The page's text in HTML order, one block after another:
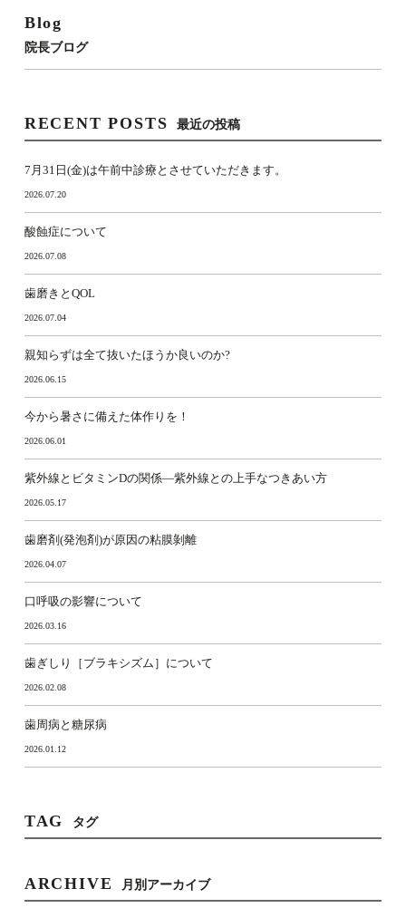
Blog
院長ブログ
RECENT POSTS 最近の投稿
7月31日(金)は午前中診療とさせていただきます。
2026.07.20
酸蝕症について
2026.07.08
歯磨きとQOL
2026.07.04
親知らずは全て抜いたほうか良いのか?
2026.06.15
今から暑さに備えた体作りを！
2026.06.01
紫外線とビタミンDの関係―紫外線との上手なつきあい方
2026.05.17
歯磨剤(発泡剤)が原因の粘膜剝離
2026.04.07
口呼吸の影響について
2026.03.16
歯ぎしり［ブラキシズム］について
2026.02.08
歯周病と糖尿病
2026.01.12
TAG タグ
ARCHIVE 月別アーカイブ